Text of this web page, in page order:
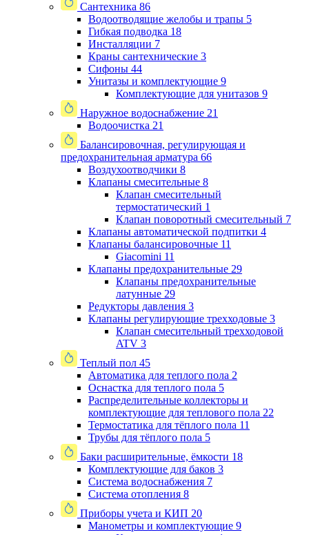
Сантехника 86
Водоотводящие желобы и трапы 5
Гибкая подводка 18
Инсталляции 7
Краны сантехнические 3
Сифоны 44
Унитазы и комплектующие 9
Комплектующие для унитазов 9
Наружное водоснабжение 21
Водоочистка 21
Балансировочная, регулирующая и
предохранительная арматура 66
Воздухоотводчики 8
Клапаны cмесительные 8
Клапан cмесительный
термостатический 1
Клапан поворотный cмесительный 7
Клапаны автоматической подпитки 4
Клапаны балансировочные 11
Giacomini 11
Клапаны предохранительные 29
Клапаны предохранительные
латунные 29
Редукторы давления 3
Клапаны регулирующие трехходовые 3
Клапан смесительный трехходовой
ATV 3
Теплый пол 45
Автоматика для теплого пола 2
Оснастка для теплого пола 5
Распределительные коллекторы и
комплектующие для теплового пола 22
Термостатика для тёплого пола 11
Трубы для тёплого пола 5
Баки расширительные, ёмкости 18
Комплектующие для баков 3
Система водоснабжения 7
Система отопления 8
Приборы учета и КИП 20
Манометры и комплектующие 9